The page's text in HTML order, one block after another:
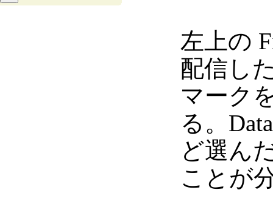
左上の
配信し
マーク
る。
ど選ん
ことが